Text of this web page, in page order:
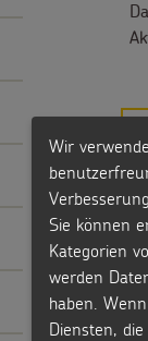
Wir
Sie können
Kategorien
werden
haben.
Diensten,